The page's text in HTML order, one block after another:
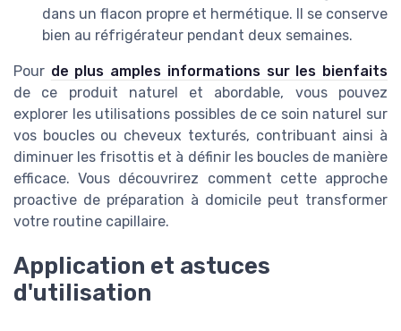
dans un flacon propre et hermétique. Il se conserve
bien au réfrigérateur pendant deux semaines.
Pour de plus amples informations sur les bienfaits
de ce produit naturel et abordable, vous pouvez
explorer les utilisations possibles de ce soin naturel sur
vos boucles ou cheveux texturés, contribuant ainsi à
diminuer les frisottis et à définir les boucles de manière
efficace. Vous découvrirez comment cette approche
proactive de préparation à domicile peut transformer
votre routine capillaire.
Application et astuces
d'utilisation